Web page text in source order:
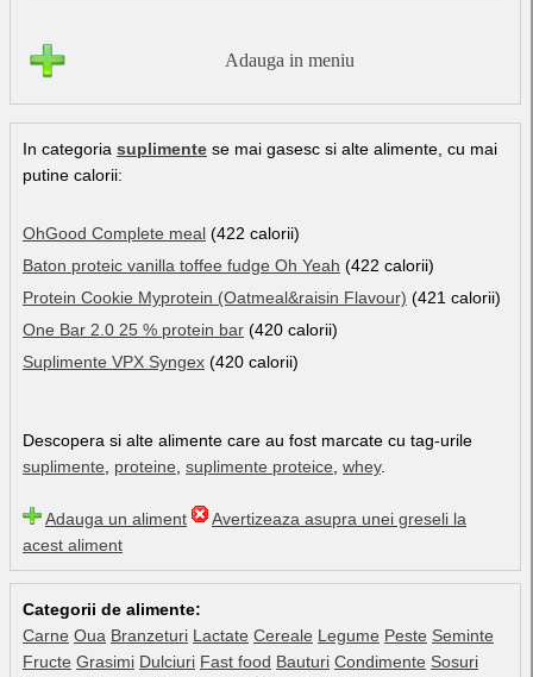
Adauga in meniu
In categoria suplimente se mai gasesc si alte alimente, cu mai
putine calorii:
OhGood Complete meal (422 calorii)
Baton proteic vanilla toffee fudge Oh Yeah (422 calorii)
Protein Cookie Myprotein (Oatmeal&raisin Flavour) (421 calorii)
One Bar 2.0 25 % protein bar (420 calorii)
Suplimente VPX Syngex (420 calorii)
Descopera si alte alimente care au fost marcate cu tag-urile
suplimente
proteine suplimente proteice whey.
Adauga un aliment
Avertizeaza asupra unei greseli la
acest aliment
Categorii de alimente:
Carne Oua Branzeturi Lactate Cereale Legume Peste Seminte
Fructe Grasimi Dulciuri Fast food Bauturi Condimente Sosuri